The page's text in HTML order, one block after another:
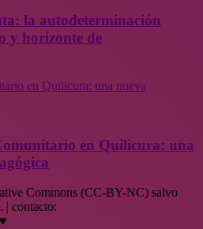
la autodeterminación
y horizonte de
en Quilicura: una nueva
en Quilicura: una
Commons (CC-BY-NC) salvo
| contacto: